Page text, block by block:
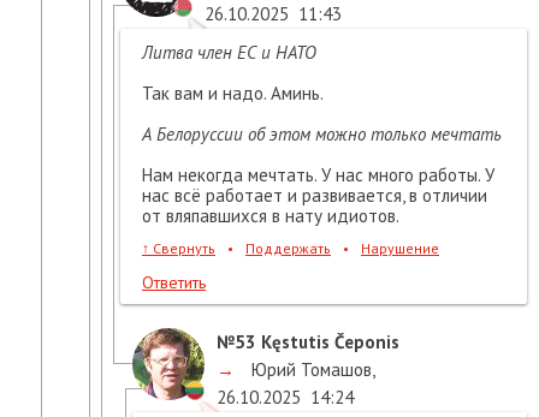
26.10.2025 11:43
Литва член ЕС и НАТО
Так вам и надо. Аминь.
А Белоруссии об этом можно только мечтать
Нам некогда мечтать. У нас много работы. У
нас всё работает и развивается, в отличии
от вляпавшихся в нату идиотов.
↑ Свернуть • Поддержать • Нарушение
Ответить
№53 Kęstutis Čeponis
→
Юрий Томашов,
26.10.2025 14:24